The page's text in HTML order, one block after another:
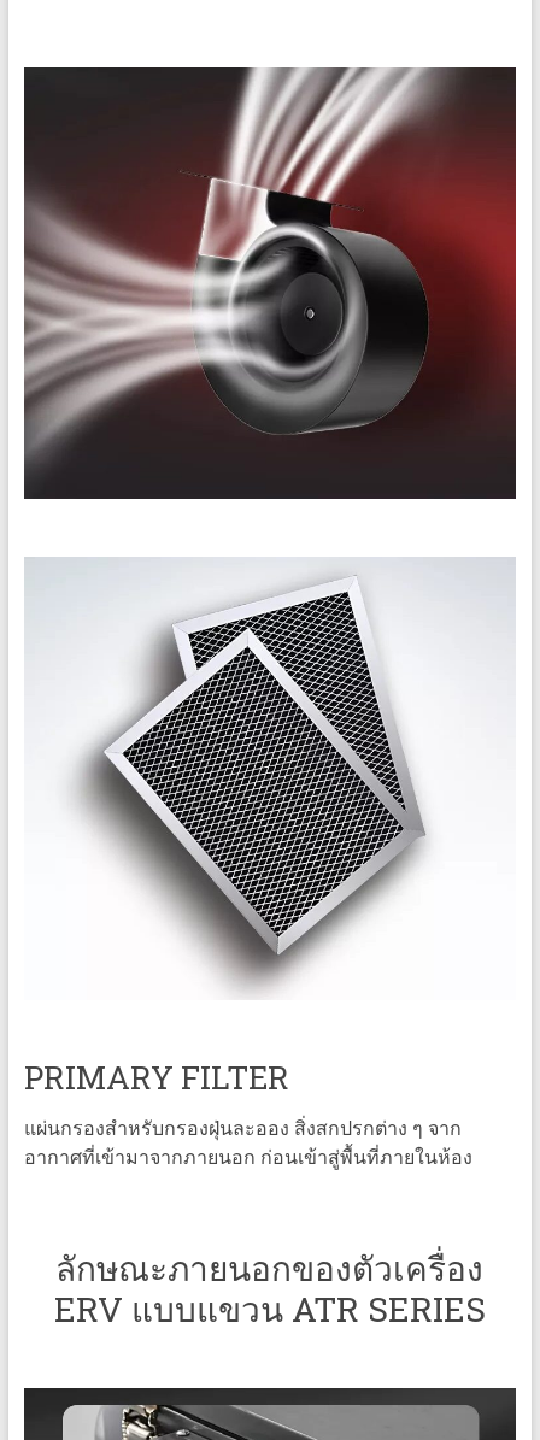
PRIMARY FILTER
แผ่นกรองสำหรับกรองฝุ่นละออง สิ่งสกปรกต่าง ๆ จาก
อากาศที่เข้ามาจากภายนอก ก่อนเข้าสู่พื้นที่ภายในห้อง
ลักษณะภายนอกของตัวเครื่อง
ERV แบบแขวน ATR SERIES